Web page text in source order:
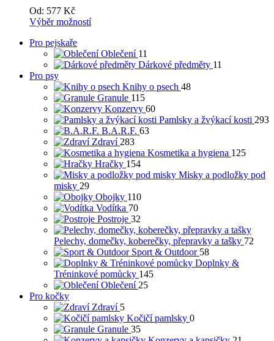
Od: 577 Kč
Výběr možností
Pro pejskaře
Oblečení 11
Dárkové předměty 11
Pro psy
Knihy o psech 48
Granule 115
Konzervy 60
Pamlsky a žvýkací kosti 293
B.A.R.F. 63
Zdraví 283
Kosmetika a hygiena 125
Hračky 154
Misky a podložky pod
misky 29
Obojky 110
Vodítka 70
Postroje 32
Pelechy, domečky, koberečky, přepravky a tašky 72
Sport & Outdoor 58
Doplnky &
Tréninkové pomůcky 145
Oblečení 25
Pro kočky
Zdraví 5
Kočičí pamlsky 0
Granule 35